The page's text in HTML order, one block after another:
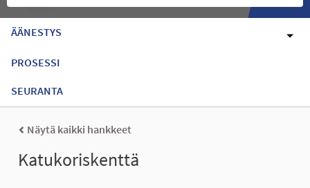
ÄÄNESTYS
PROSESSI
SEURANTA
Näytä kaikki hankkeet
Katukoriskenttä